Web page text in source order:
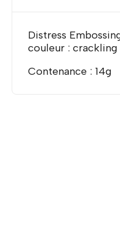
Distress
couleur :
Contenance : 14g